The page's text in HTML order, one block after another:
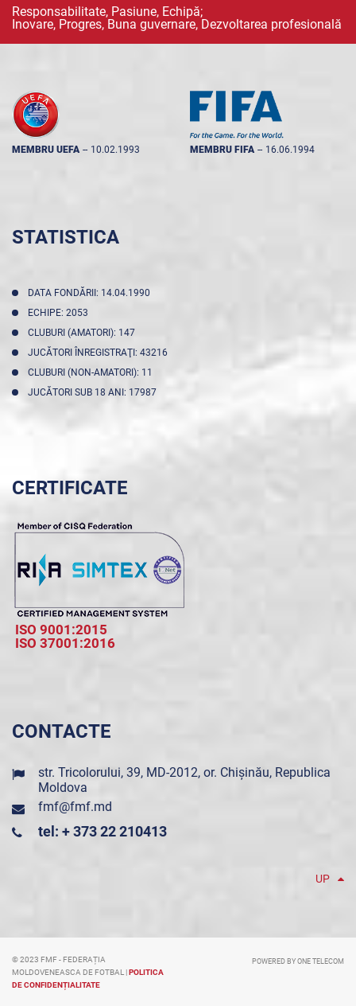
Responsabilitate, Pasiune, Echipă;
Inovare, Progres, Buna guvernare, Dezvoltarea profesională
MEMBRU UEFA -- 10.02.1993 MEMBRU FIFA -- 16.06.1994
STATISTICA
DATA FONDĂRII: 14.04.1990
ECHIPE: 2053
CLUBURI (AMATORI): 147
JUCĂTORI ÎNREGISTRAŢI: 43216
CLUBURI (NON-AMATORI): 11
JUCĂTORI SUB 18 ANI: 17987
CERTIFICATE
ISO 9001:2015
ISO 37001:2016
CONTACTE
str. Tricolorului, 39, MD-2012, or. Chișinău, Republica
Moldova
fmf@fmf.md
tel: + 373 22 210413
UP
© 2023 FMF - FEDERAȚIA
MOLDOVENEASCA DE FOTBAL |POLITICA
DE CONFIDENȚIALITATE
POWERED BY ONE TELECOM